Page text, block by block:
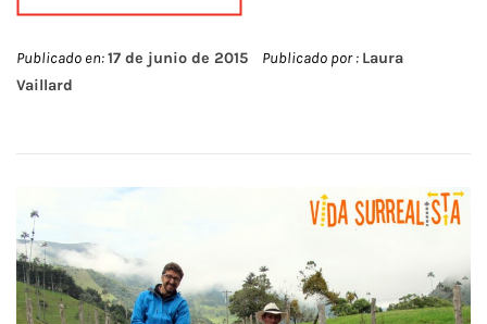
Publicado en:17 de junio de 2015 Publicado por : Laura
Vaillard